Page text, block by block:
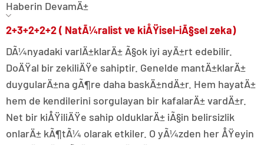
Haberin DevamÄ±
2+3+2+2+2 ( NatÃ¼ralist ve kiÅŸisel-iÃ§sel zeka)
DÃ¼nyadaki varlÄ±klarÄ± Ã§ok iyi ayÄ±rt edebilir.
DoÄŸal bir zekiliÄŸe sahiptir. Genelde mantÄ±klarÄ±
duygularÄ±na gÃ¶re daha baskÄ±ndÄ±r. Hem hayatÄ±
hem de kendilerini sorgulayan bir kafalarÄ± vardÄ±r.
Net bir kiÅŸiliÄŸe sahip olduklarÄ± iÃ§in belirsizlik
onlarÄ± kÃ¶tÃ¼ olarak etkiler. O yÃ¼zden her ÅŸeyin